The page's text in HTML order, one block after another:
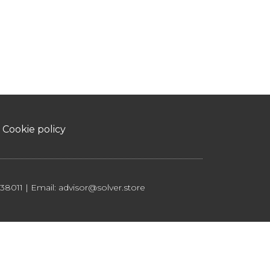
Cookie policy
| Email: advisor@solver.store